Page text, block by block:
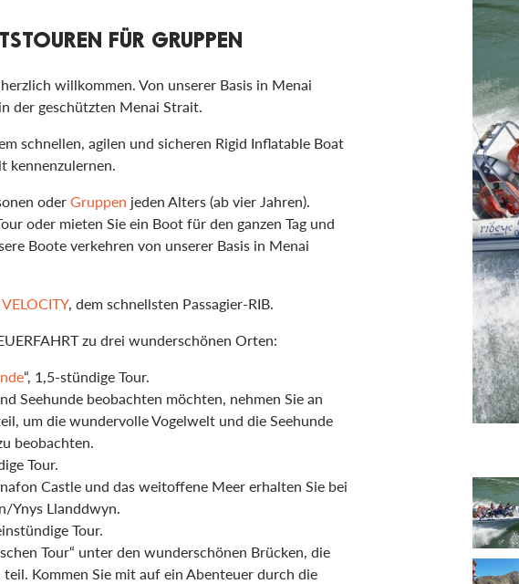
FÜR GRUPPEN
willkommen. Von unserer Basis in Menai
der geschützten Menai Strait.
schnellen, agilen und sicheren Rigid Inflatable Boat
kennenzulernen.
oderGruppen jeden Alters (ab vier Jahren).
oder mieten Sie ein Boot für den ganzen Tag und
Boote verkehren von unserer Basis in Menai
VELOCITY, dem schnellsten Passagier-RIB.
zu drei wunderschönen Orten:
“, 1,5-stündige Tour.
Seehunde beobachten möchten, nehmen Sie an
um die wundervolle Vogelwelt und die Seehunde
beobachten.
Tour.
Castle und das weitoffene Meer erhalten Sie bei
Ynys Llanddwyn.
Tour.
Tour“ unter den wunderschönen Brücken, die
Kommen Sie mit auf ein Abenteuer durch die